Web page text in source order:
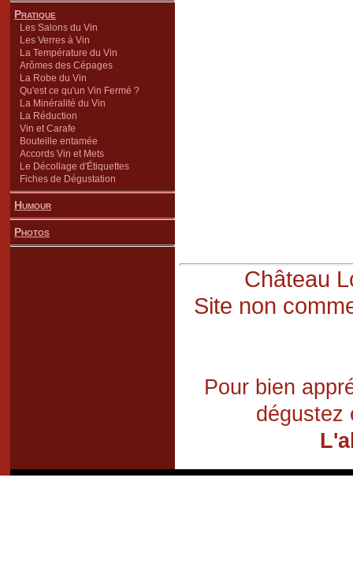
Pratique
Les Salons du Vin
Les Verres à Vin
La Température du Vin
Arômes des Cépages
La Robe du Vin
Qu'est ce qu'un Vin Fermé ?
La Minéralité du Vin
La Réduction
Vin et Carafe
Bouteille entamée
Accords Vin et Mets
Le Décollage d'Étiquettes
Fiches de Dégustation
Humour
Photos
Château
Site non
Pour bien
dégustez